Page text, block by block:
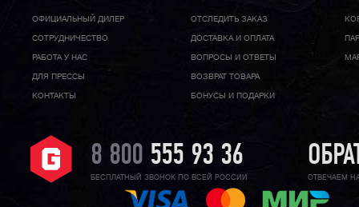
ОФИЦИАЛЬНЫЙ ДИЛЕР
CОТРУДНИЧЕСТВО
РАБОТА У НАС
ДЛЯ ПРЕССЫ
КОНТАКТЫ
ОТСЛЕДИТЬ ЗАКАЗ
ДОСТАВКА И ОПЛАТА
ВОПРОСЫ И ОТВЕТЫ
ВОЗВРАТ ТОВАРА
БОНУСЫ И ПОДАРКИ
8 800 555 93 36
БЕСПЛАТНЫЙ ЗВОНОК ПО ВСЕЙ РОССИИ ОТВЕЧАЕМ